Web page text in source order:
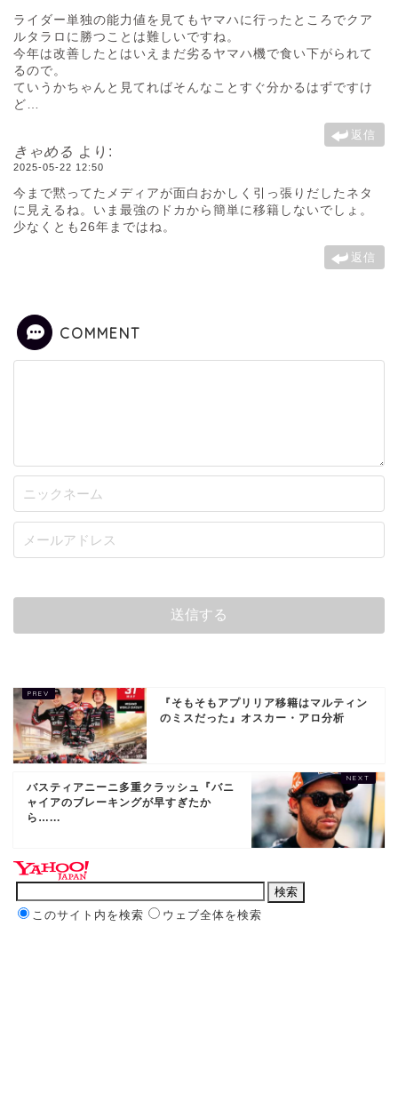
ライダー単独の能力値を見てもヤマハに行ったところでクア
ルタラロに勝つことは難しいですね。
今年は改善したとはいえまだ劣るヤマハ機で食い下がられて
るので。
ていうかちゃんと見てればそんなことすぐ分かるはずですけ
ど…
返信
きゃめる より:
2025-05-22 12:50
今まで黙ってたメディアが面白おかしく引っ張りだしたネタ
に見えるね。いま最強のドカから簡単に移籍しないでしょ。
少なくとも26年まではね。
返信
COMMENT
『そもそもアプリリア移籍はマルティン
のミスだった』オスカー・アロ分析
バスティアニーニ多重クラッシュ『バニ
ャイアのブレーキングが早すぎたか
ら…...
このサイト内を検索 ウェブ全体を検索